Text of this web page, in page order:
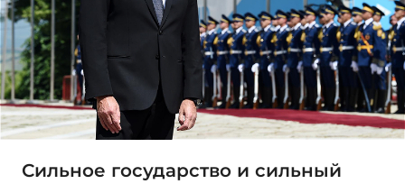
Сильное государство и сильный